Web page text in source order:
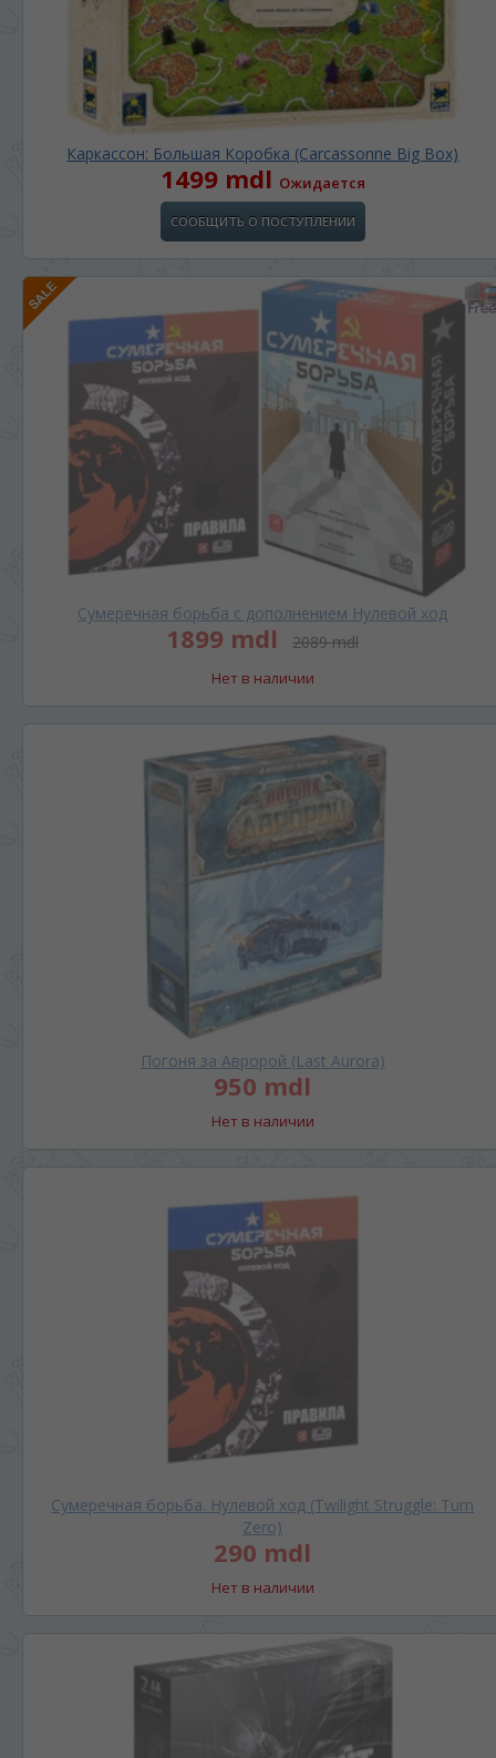
Каркассон: Большая Коробка (Carcassonne Big Box)
1499 mdl Ожидается
СООБЩИТЬ О ПОСТУПЛЕНИИ
Сумеречная борьба с дополнением Нулевой ход
1899 mdl 2089 mdl
Нет в наличии
Погоня за Авророй (Last Aurora)
950 mdl
Нет в наличии
Сумеречная борьба. Нулевой ход (Twilight Struggle: Turn
Zero)
290 mdl
Нет в наличии